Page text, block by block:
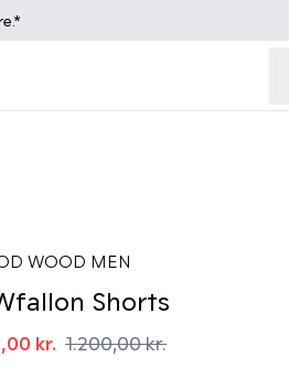
WOOD MEN
Shorts
kr. 1.200,00 kr.